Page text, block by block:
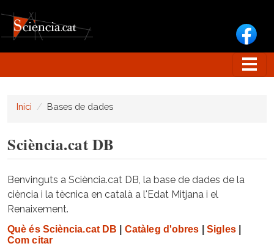
Inici Bases de dades
Sciència.cat DB
Benvinguts a Sciència.cat DB, la base de dades de la
ciència i la tècnica en català a l'Edat Mitjana i el
Renaixement.
Què és Sciència.cat DB Catàleg d'obres Sigles|
Com citar